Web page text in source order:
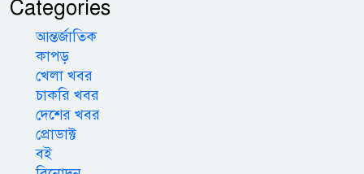
Categories
আন্তর্জাতিক
কাপড়
খেলা খবর
চাকরি খবর
দেশের খবর
প্রোডাক্ট
বই